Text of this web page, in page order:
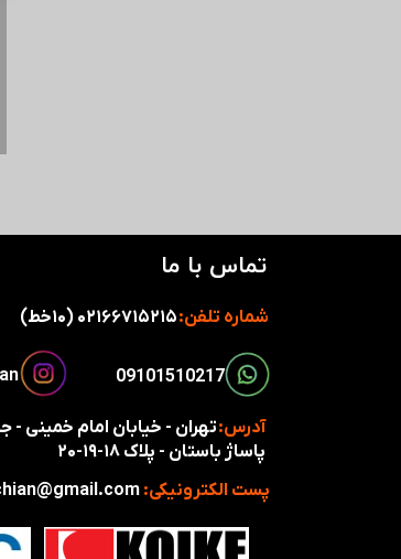
تماس با ما
شماره تلفن:
آدرس:تهران - خیابان امام خمینی
پاساژ باستان - پلاک ۱۸-۱۹-۲۰
پست الکترونیکی:
​​09101510217​​​​​​​